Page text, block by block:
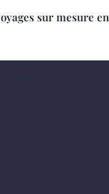
sur mesure en